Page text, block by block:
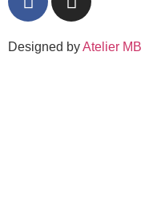
Designed byAtelier MB